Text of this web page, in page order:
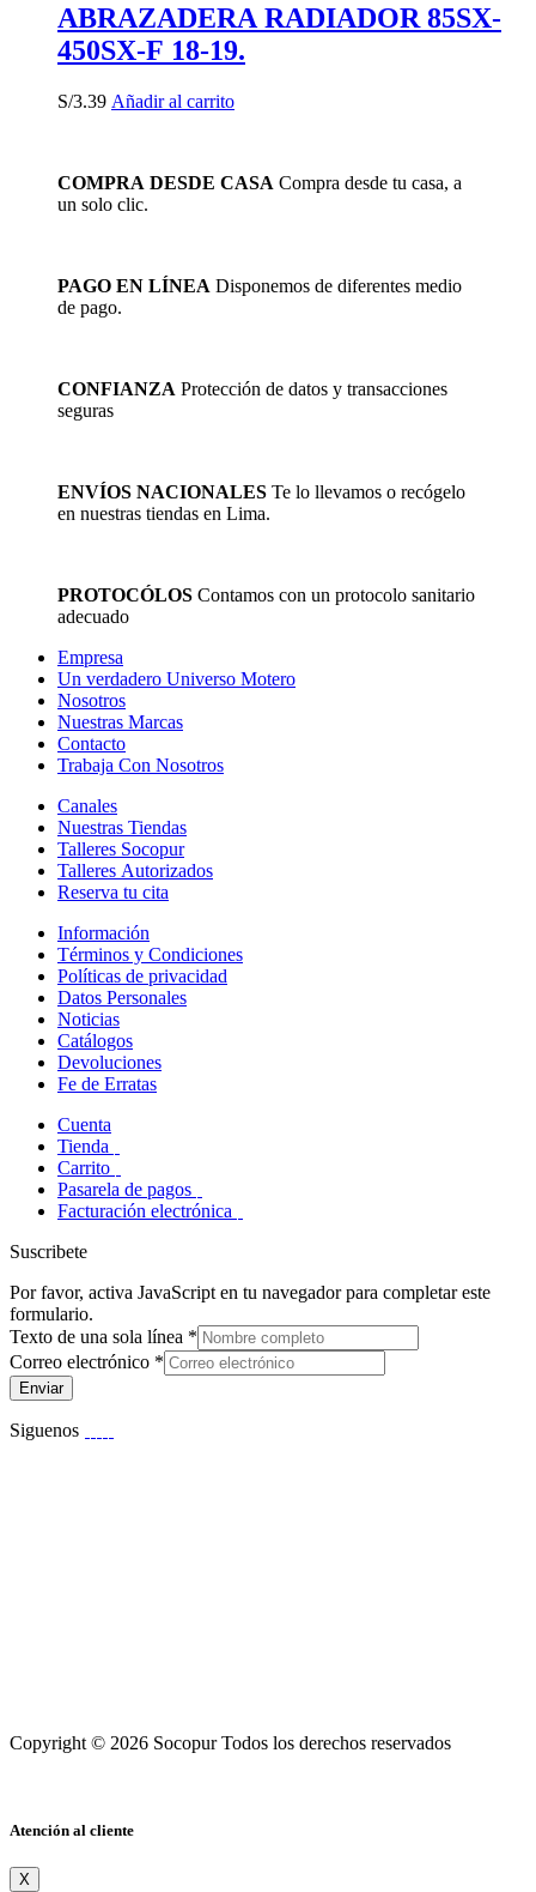
ABRAZADERA RADIADOR 85SX-
450SX-F 18-19.
S/3.39 Añadir al carrito
COMPRA DESDE CASA Compra desde tu casa, a
un solo clic.
PAGO EN LÍNEA Disponemos de diferentes medio
de pago.
CONFIANZA Protección de datos y transacciones
seguras
ENVÍOS NACIONALES Te lo llevamos o recógelo
en nuestras tiendas en Lima.
PROTOCÓLOS Contamos con un protocolo sanitario
adecuado
Empresa
Un verdadero Universo Motero
Nosotros
Nuestras Marcas
Contacto
Trabaja Con Nosotros
Canales
Nuestras Tiendas
Talleres Socopur
Talleres Autorizados
Reserva tu cita
Información
Términos y Condiciones
Políticas de privacidad
Datos Personales
Noticias
Catálogos
Devoluciones
Fe de Erratas
Cuenta
Tienda
Carrito
Pasarela de pagos
Facturación electrónica
Suscribete
Por favor, activa JavaScript en tu navegador para completar este
formulario.
Texto de una sola línea *
Correo electrónico *
Enviar
Siguenos
Copyright © 2026 Socopur Todos los derechos reservados
Atención al cliente
X